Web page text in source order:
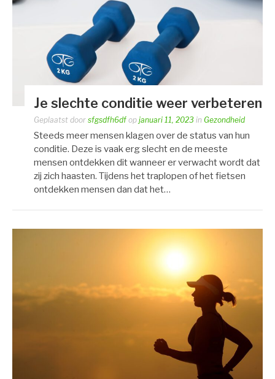
Je slechte conditie weer verbeteren
Geplaatst door sfgsdfh6df op januari 11, 2023 in Gezondheid
Steeds meer mensen klagen over de status van hun
conditie. Deze is vaak erg slecht en de meeste
mensen ontdekken dit wanneer er verwacht wordt dat
zij zich haasten. Tijdens het traplopen of het fietsen
ontdekken mensen dan dat het…